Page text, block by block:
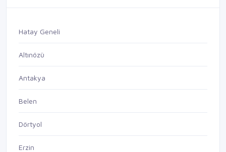
Hatay Geneli
Altınözü
Antakya
Belen
Dörtyol
Erzin